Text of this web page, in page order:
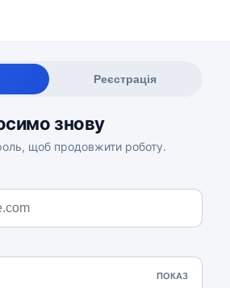
Реєстрація
знову
щоб продовжити роботу.
ПОКАЗ